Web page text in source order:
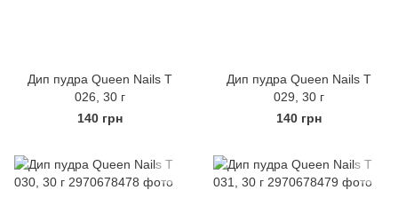
Дип пудра Queen Nails Т
026, 30 г
140 грн
Дип пудра Queen Nails Т
029, 30 г
140 грн